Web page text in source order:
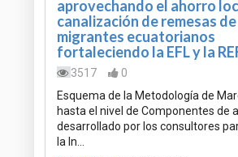
aprovechando el ahorro
canalización de remesas
migrantes ecuatorianos
fortaleciendo la EFL y la
3517
0
Esquema de la Metodología de
hasta el nivel de Componentes de
desarrollado por los consultores
la In…